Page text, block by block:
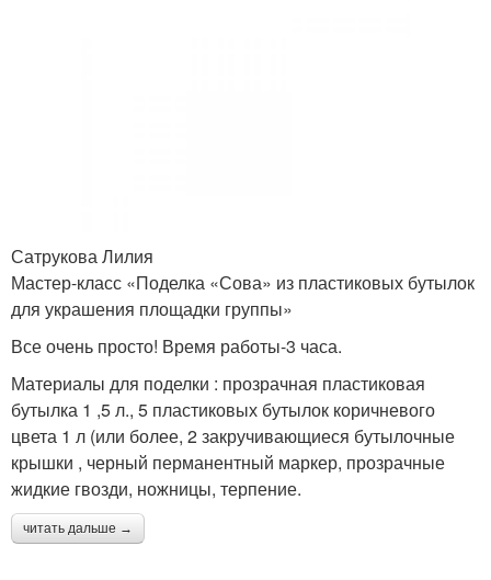
Сатрукова Лилия
Мастер-класс «Поделка «Сова» из пластиковых бутылок
для украшения площадки группы»
Все очень просто! Время работы-3 часа.
Материалы для поделки : прозрачная пластиковая
бутылка 1 ,5 л., 5 пластиковых бутылок коричневого
цвета 1 л (или более, 2 закручивающиеся бутылочные
крышки , черный перманентный маркер, прозрачные
жидкие гвозди, ножницы, терпение.
читать дальше →